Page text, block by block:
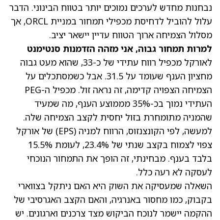
נבחנות מחדש לערכים נמוכים יותר בטווח הבינוני. הדבר
עלול להוביל לדחיסת מכפילי תמחור במניית ORCL, אך
מסלול הצמיחה ארוך הטווח עדיין יישאר יציב.
למרות תמחור גבוה, אני מזהה הזדמנות סנטימנט
לאורקל
מכפיל רווח עתידי של כ-33, שהוא מעט גבוה
מחציון הענף שעומד על 31.5
. אבל כשמסתכלים על
הצמיחה הצפויה קדימה, זה נראה זול. מכפיל ה-PEG
העתידי נמוך בכ-35% מממוצע הענף, מה שמעיד
שהמניה מתומחרת בזול יחסית לקצב הצמיחה שלה.
למעשה, לפי הקונצנזוס, הרווח למניה (EPS) של אורקל
צפוי לצמוח בקצב שנתי של 23.4%, לעומת 15.5%
בלבד בענף. מבחינתי, זה הופך את התמחור הנוכחי
לעסקה לא רעה כלל.
השאלה שמעסיקה את השוק היא האם ניתקל בצווארי
בקבוק, כמו מחסור באנרגיה, והאם הקצב האגרסיבי של
ההקמה יישמר לנוכח הביקוש מצד צרכנים וארגונים. יש